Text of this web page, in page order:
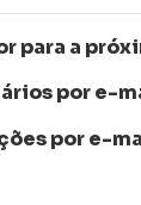
para a
por e-
por e-